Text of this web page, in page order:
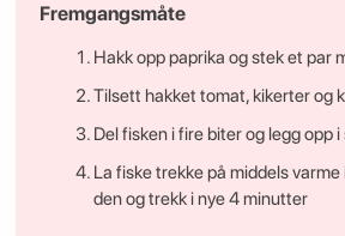
Fremgangsmåte
Hakk opp paprika og stek et par
Tilsett hakket tomat, kikerter og
Del fisken i fire biter og legg opp
La fiske trekke på middels
den og trekk i nye 4 minutter